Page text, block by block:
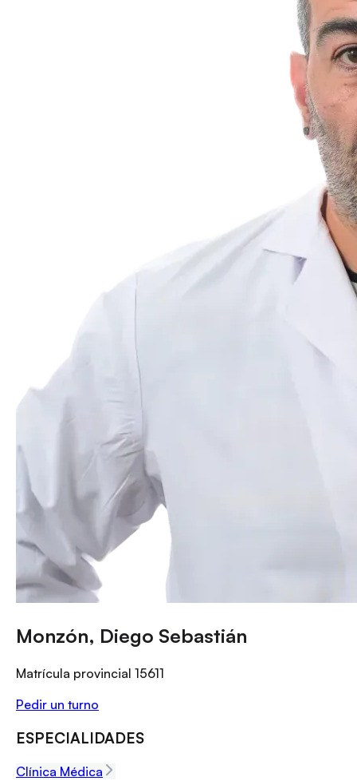
Monzón, Diego Sebastián
Matrícula provincial 15611
Pedir un turno
ESPECIALIDADES
Clínica Médica